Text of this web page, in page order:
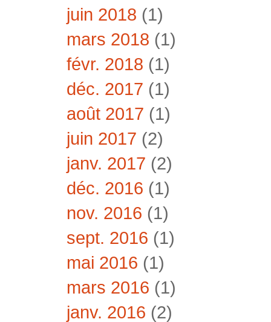
juin 2018 (1)
mars 2018 (1)
févr. 2018 (1)
déc. 2017 (1)
août 2017 (1)
juin 2017 (2)
janv. 2017 (2)
déc. 2016 (1)
nov. 2016 (1)
sept. 2016 (1)
mai 2016 (1)
mars 2016 (1)
janv. 2016 (2)